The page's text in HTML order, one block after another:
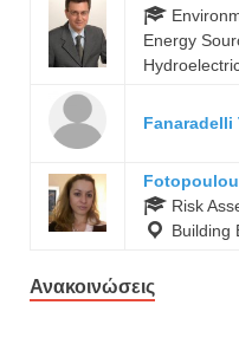
Energy
Fanaradelli
Risk
Building
Ανακοινώσεις